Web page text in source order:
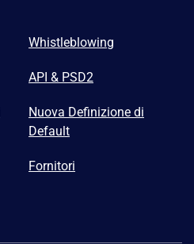
Whistleblowing
API & PSD2
Nuova Definizione di
Default
Fornitori